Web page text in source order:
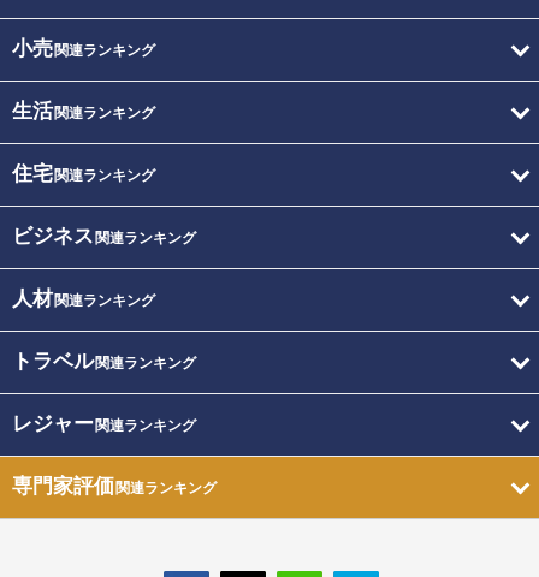
小売関連ランキング
生活関連ランキング
住宅関連ランキング
ビジネス 関連ランキング
人材関連ランキング
トラベル関連ランキング
レジャー関連ランキング
専門家評価関連ランキング